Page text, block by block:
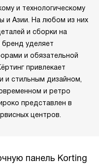
и технологическому
и Азии. На любом из них
и сборки на
уделяет
и обязательной
привлекает
и стильным дизайном,
и ретро
представлен в
центров.
панель Korting